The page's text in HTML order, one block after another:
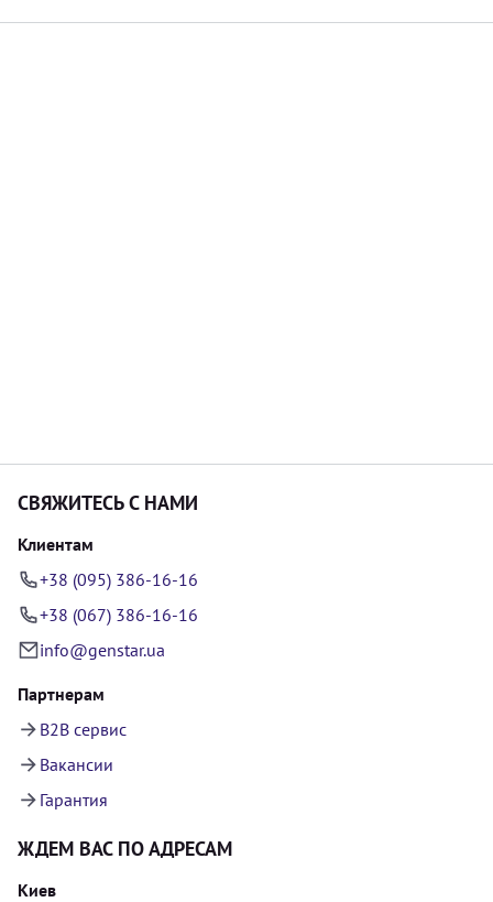
СВЯЖИТЕСЬ С НАМИ
Клиентам
+38 (095) 386-16-16
+38 (067) 386-16-16
info@genstar.ua
Партнерам
B2B сервис
Вакансии
Гарантия
ЖДЕМ ВАС ПО АДРЕСАМ
Киев